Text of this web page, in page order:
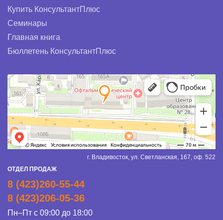
Купить КонсультантПлюс
Семинары
Главная книга
Бюллетень КонсультантПлюс
г. Владивосток, ул. Светланская, 167, оф. 522
ОТДЕЛ ПРОДАЖ
8 (423)260-55-44
8 (423)206-05-36
Пн–Пт с 09:00 до 18:00